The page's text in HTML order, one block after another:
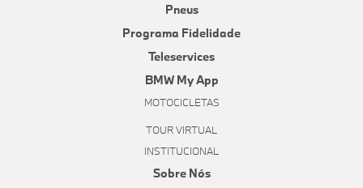
Pneus
Programa Fidelidade
Teleservices
BMW My App
MOTOCICLETAS
TOUR VIRTUAL
INSTITUCIONAL
Sobre Nós